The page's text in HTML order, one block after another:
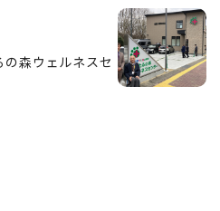
森ウェルネスセ